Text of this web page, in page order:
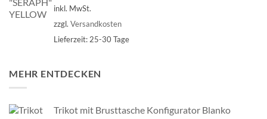
inkl. MwSt.
zzgl. Versandkosten
Lieferzeit:25-30 Tage
MEHR ENTDECKEN
Trikot mit Brusttasche Konfigurator Blanko